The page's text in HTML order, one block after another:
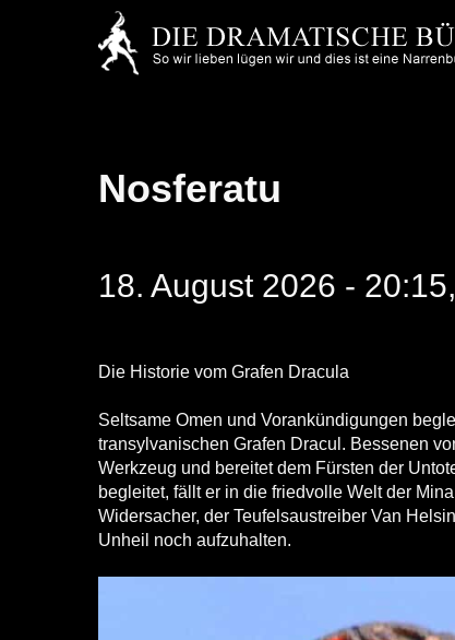
Nosferatu
18. August 2026 -
Die Historie vom Grafen Dracula
Seltsame Omen und Vorankündigungen
transylvanischen Grafen Dracul. Bessenen
Werkzeug und bereitet dem Fürsten der
begleitet, fällt er in die friedvolle Welt der
Widersacher, der Teufelsaustreiber Van
Unheil noch aufzuhalten.